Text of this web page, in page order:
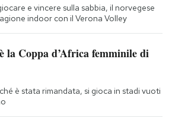
e vincere sulla sabbia, il norvegese
indoor con il Verona Volley
la Coppa d’Africa femminile di
è stata rimandata, si gioca in stadi vuoti